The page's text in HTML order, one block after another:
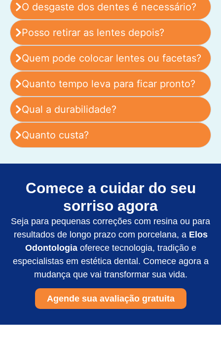
O desgaste dos dentes é necessário?
Posso retirar as lentes depois?
Quem pode colocar lentes ou facetas?
Quanto tempo leva para ficar pronto?
Qual a durabilidade?
Quanto custa?
Comece a cuidar do seu
sorriso agora
Seja para pequenas correções com resina ou para
resultados de longo prazo com porcelana, a Elos
Odontologiaoferece tecnologia, tradição e
especialistas em estética dental. Comece agora a
mudança que vai transformar sua vida.
Agende sua avaliação gratuita